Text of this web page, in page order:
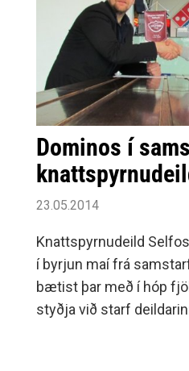
Dominos í
23.05.2014
Knattspyrnudeild
í byrjun maí frá
bætist þar með í hóp
styðja við starf